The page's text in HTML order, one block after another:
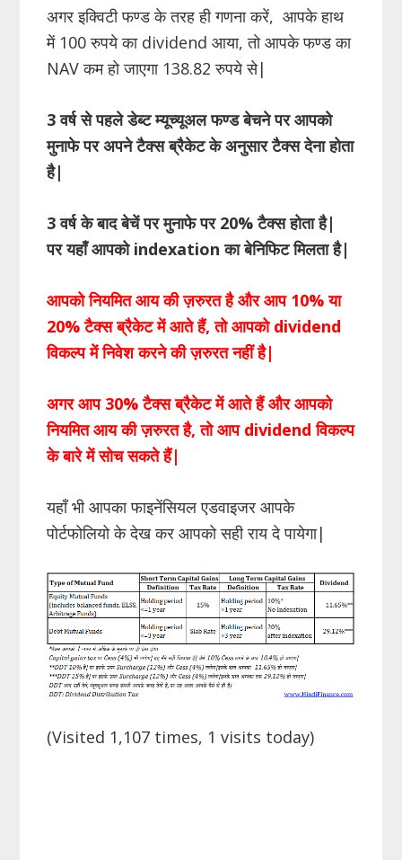
अगर इक्विटी फण्ड के तरह ही गणना करें, आपके हाथ
में 100 रुपये का dividend आया, तो आपके फण्ड का
NAV कम हो जाएगा 138.82 रुपये से|
3 वर्ष से पहले डेब्ट म्यूच्यूअल फण्ड बेचने पर आपको
मुनाफे पर अपने टैक्स ब्रैकेट के अनुसार टैक्स देना होता
है|
3 वर्ष के बाद बेचें पर मुनाफे पर 20% टैक्स होता है|
पर यहाँ आपको indexation का बेनिफिट मिलता है|
आपको नियमित आय की ज़रुरत है और आप 10% या
20% टैक्स ब्रैकेट में आते हैं, तो आपको dividend
विकल्प में निवेश करने की ज़रुरत नहीं है|
अगर आप 30% टैक्स ब्रैकेट में आते हैं और आपको
नियमित आय की ज़रुरत है, तो आप dividend विकल्प
के बारे में सोच सकते हैं|
यहाँ भी आपका फाइनेंसियल एडवाइजर आपके
पोर्टफोलियो के देख कर आपको सही राय दे पायेगा|
(Visited 1,107 times, 1 visits today)